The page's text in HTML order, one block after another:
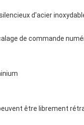
d'acier
de commande
être librement